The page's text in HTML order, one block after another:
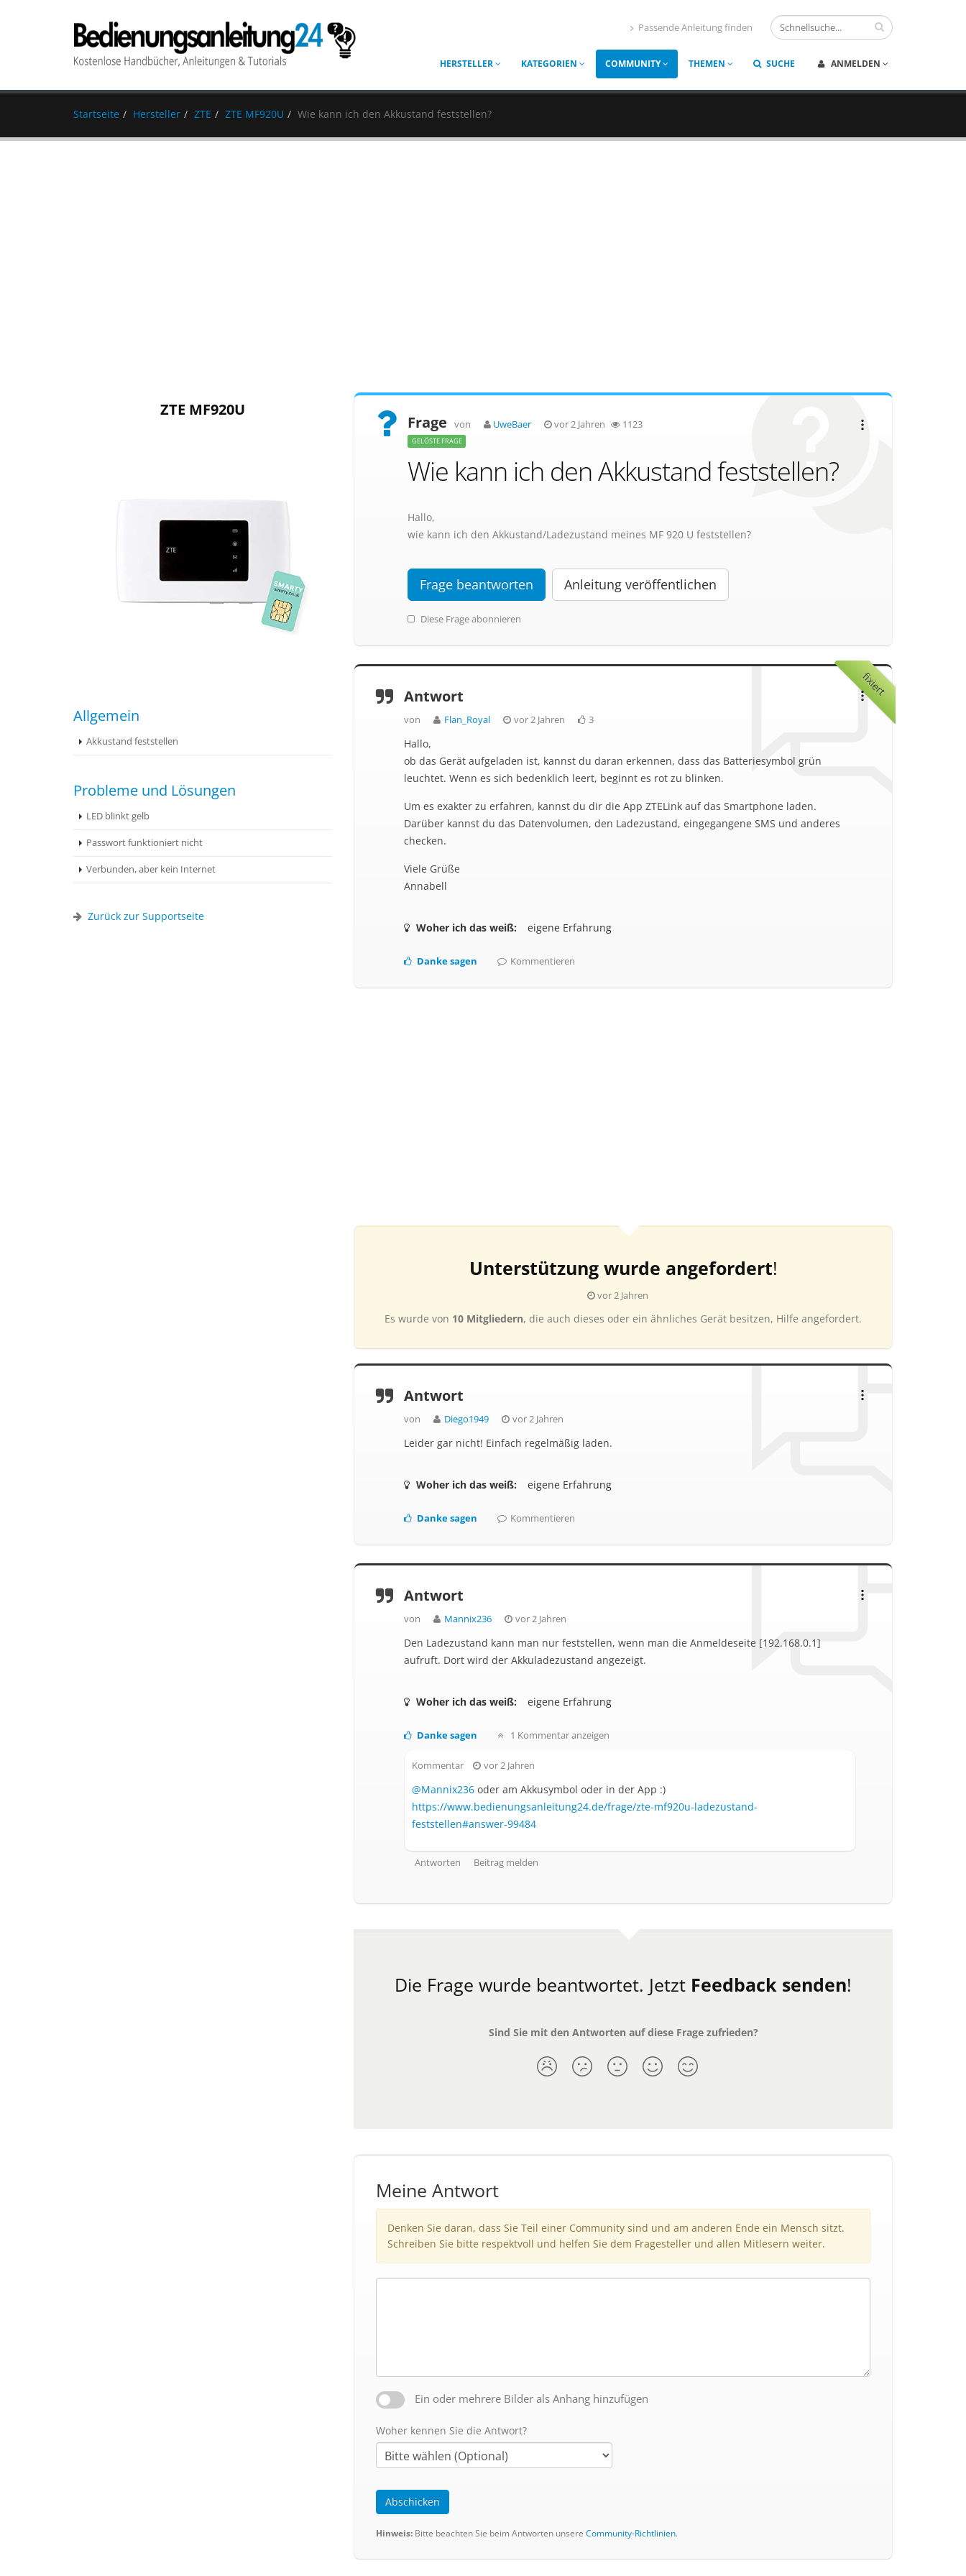
Passende Anleitung finden
HERSTELLER KATEGORIEN COMMUNITY THEMEN SUCHE ANMELDEN
Startseite Hersteller ZTE ZTE MF920U Wie kann ich den Akkustand feststellen?
ZTE MF920U
Allgemein
Akkustand feststellen
Probleme und Lösungen
LED blinkt gelb
Passwort funktioniert nicht
Verbunden, aber kein Internet
Zurück zur Supportseite
Frage von UweBaer vor 2 Jahren 1123
GELÖSTE FRAGE
Wie kann ich den Akkustand feststellen?
Hallo,
wie kann ich den Akkustand/Ladezustand meines MF 920 U feststellen?
Frage beantworten Anleitung veröffentlichen
Diese Frage abonnieren
fixiert
Antwort
von Flan_Royal vor 2 Jahren 3
Hallo,
ob das Gerät aufgeladen ist, kannst du daran erkennen, dass das Batteriesymbol grün
leuchtet. Wenn es sich bedenklich leert, beginnt es rot zu blinken.
Um es exakter zu erfahren, kannst du dir die App ZTELink auf das Smartphone laden.
Darüber kannst du das Datenvolumen, den Ladezustand, eingegangene SMS und anderes
checken.
Viele Grüße
Annabell
Woher ich das weiß: eigene Erfahrung
Danke sagen Kommentieren
Unterstützung wurde angefordert!
vor 2 Jahren
Es wurde von 10 Mitgliedern, die auch dieses oder ein ähnliches Gerät besitzen, Hilfe angefordert.
Antwort
von Diego1949 vor 2 Jahren
Leider gar nicht! Einfach regelmäßig laden.
Woher ich das weiß: eigene Erfahrung
Danke sagen Kommentieren
Antwort
von Mannix236 vor 2 Jahren
Den Ladezustand kann man nur feststellen, wenn man die Anmeldeseite [192.168.0.1]
aufruft. Dort wird der Akkuladezustand angezeigt.
Woher ich das weiß: eigene Erfahrung
Danke sagen 1 Kommentar anzeigen
Kommentar vor 2 Jahren
@Mannix236 oder am Akkusymbol oder in der App :)
https://www.bedienungsanleitung24.de/frage/zte-mf920u-ladezustand-
feststellen#answer-99484
Antworten Beitrag melden
Die Frage wurde beantwortet. Jetzt Feedback senden!
Sind Sie mit den Antworten auf diese Frage zufrieden?
Meine Antwort
Denken Sie daran, dass Sie Teil einer Community sind und am anderen Ende ein Mensch sitzt.
Schreiben Sie bitte respektvoll und helfen Sie dem Fragesteller und allen Mitlesern weiter.
Ein oder mehrere Bilder als Anhang hinzufügen
Woher kennen Sie die Antwort?
Abschicken
Hinweis: Bitte beachten Sie beim Antworten unsere Community-Richtlinien.